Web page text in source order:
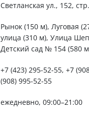
Светланская ул., 152,
Рынок (150 м), Луговая
улица (310 м), Улица
Детский сад № 154 (580
+7 (423) 295-52-55, +7
(908) 995-52-55
ежедневно, 09:00–21:00